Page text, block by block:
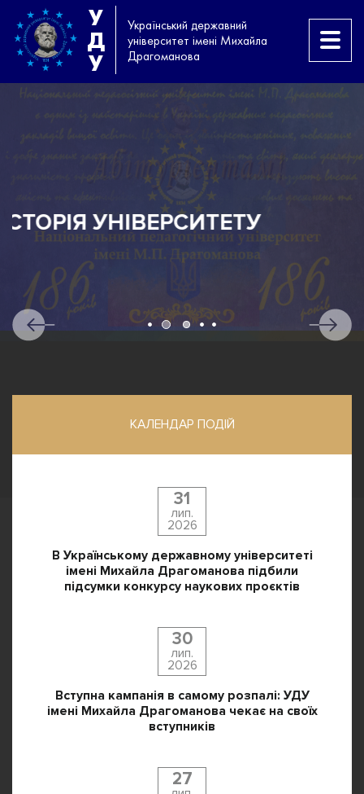
У
Д
У
Український державний
університет імені Михайла
Драгоманова
АБІТУРІЄНТАМ
КАЛЕНДАР ПОДІЙ
31
лип.
2026
В Українському державному університеті
імені Михайла Драгоманова підбили
підсумки конкурсу наукових проєктів
30
лип.
2026
Вступна кампанія в самому розпалі: УДУ
імені Михайла Драгоманова чекає на своїх
вступників
27